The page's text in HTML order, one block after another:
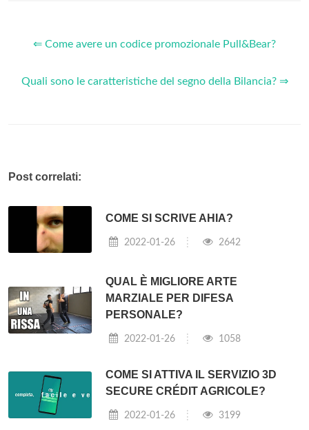
⇐ Come avere un codice promozionale Pull&Bear?
Quali sono le caratteristiche del segno della Bilancia? ⇒
Post correlati:
COME SI SCRIVE AHIA?
2022-01-26 2642
QUAL È MIGLIORE ARTE
MARZIALE PER DIFESA
PERSONALE?
2022-01-26 1058
COME SI ATTIVA IL SERVIZIO 3D
SECURE CRÉDIT AGRICOLE?
2022-01-26 3199